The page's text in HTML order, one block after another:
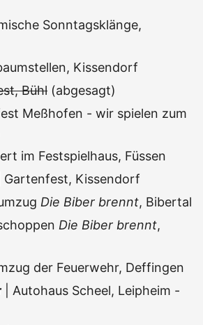
Sonntagsklänge,
Kissendorf
Bühl (abgesagt)
Meßhofen - wir spielen zum
im Festspielhaus, Füssen
| Gartenfest, Kissendorf
Die Biber brennt, Bibertal
Die Biber brennt,
der Feuerwehr, Deffingen
| Autohaus Scheel, Leipheim -